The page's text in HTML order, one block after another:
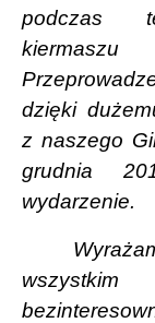
podczas
dzięki
z naszego
grudnia
wydarzenie.